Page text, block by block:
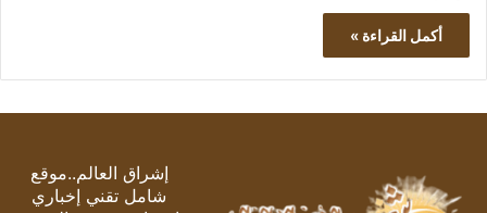
أكمل القراءة »
إشراق العالم..موقع
شامل تقني إخباري